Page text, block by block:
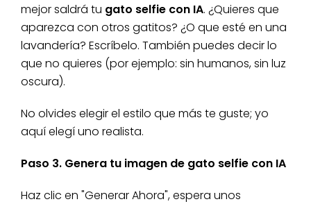
mejor saldrá tu gato selfie con IA. ¿Quieres que
aparezca con otros gatitos? ¿O que esté en una
lavandería? Escríbelo. También puedes decir lo
que no quieres (por ejemplo: sin humanos, sin luz
oscura).
No olvides elegir el estilo que más te guste; yo
aquí elegí uno realista.
Paso 3. Genera tu imagen de gato selfie con IA
Haz clic en "Generar Ahora", espera unos